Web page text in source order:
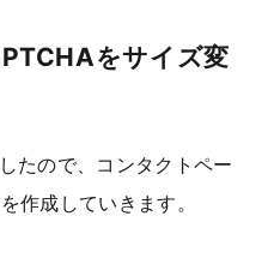
をサイズ変
たので、コンタクトペー
作成していきます。